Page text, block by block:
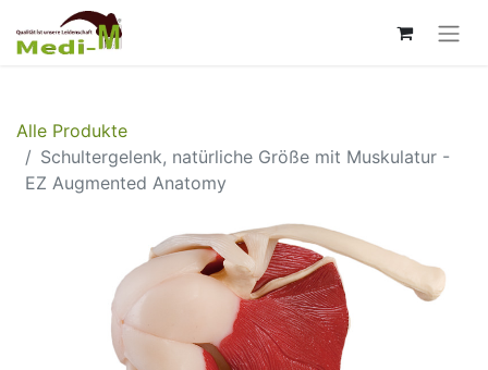
Alle Produkte
Schultergelenk, natürliche Größe mit Muskulatur -
EZ Augmented Anatomy